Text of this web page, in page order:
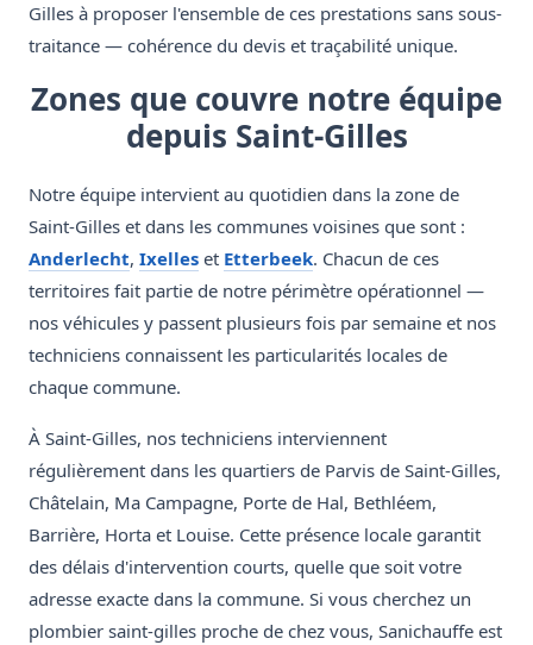
Gilles à proposer l'ensemble de ces prestations sans sous-
traitance — cohérence du devis et traçabilité unique.
Zones que couvre notre équipe
depuis Saint-Gilles
Notre équipe intervient au quotidien dans la zone de
Saint-Gilles et dans les communes voisines que sont :
Anderlecht, Ixelles et Etterbeek. Chacun de ces
territoires fait partie de notre périmètre opérationnel —
nos véhicules y passent plusieurs fois par semaine et nos
techniciens connaissent les particularités locales de
chaque commune.
À Saint-Gilles, nos techniciens interviennent
régulièrement dans les quartiers de Parvis de Saint-Gilles,
Châtelain, Ma Campagne, Porte de Hal, Bethléem,
Barrière, Horta et Louise. Cette présence locale garantit
des délais d'intervention courts, quelle que soit votre
adresse exacte dans la commune. Si vous cherchez un
plombier saint-gilles proche de chez vous, Sanichauffe est